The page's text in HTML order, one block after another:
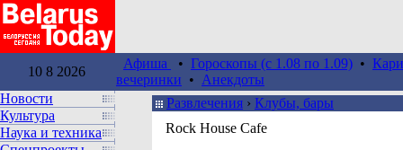
10 8 2026
Афиша • Гороскопы (c 1.08 по 1.09) •
вечеринки • Анекдоты
Новости
Культура
Наука и техника
Развлечения › Клубы, бары
Rock House Cafe